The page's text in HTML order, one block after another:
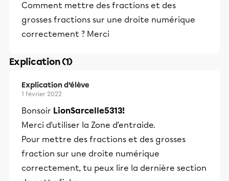
Comment mettre des fractions et des
grosses fractions sur une droite numérique
correctement ? Merci
Explication (1)
Explication d’élève
1 février 2022
Bonsoir LionSarcelle5313!
Merci d'utiliser la Zone d'entraide.
Pour mettre des fractions et des grosses
fraction sur une droite numérique
correctement, tu peux lire la dernière section